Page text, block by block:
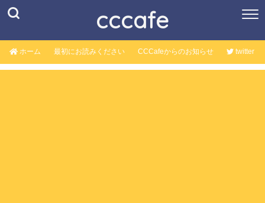
cccafe
ホーム 最初にお読みください CCCafeからのお知らせ twitter